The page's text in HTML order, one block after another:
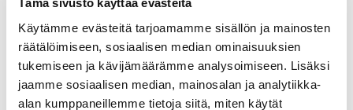
Käytämme evästeitä tarjoamamme sisällön ja mainosten
räätälöimiseen, sosiaalisen median ominaisuuksien
tukemiseen ja kävijämäärämme analysoimiseen. Lisäksi
jaamme sosiaalisen median, mainosalan ja analytiikka-
alan kumppaneillemme tietoja siitä, miten käytät